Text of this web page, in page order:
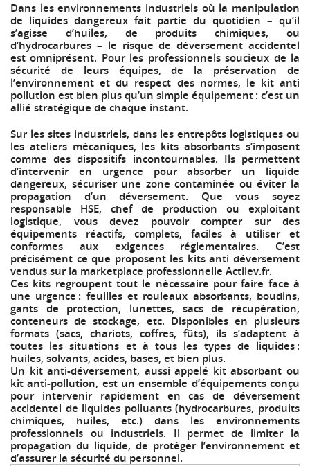
Dans les environnements industriels où la manipulation
de liquides dangereux fait partie du quotidien – qu’il
s’agisse d’huiles, de produits chimiques, ou
d’hydrocarbures – le risque de déversement accidentel
est omniprésent. Pour les professionnels soucieux de la
sécurité de leurs équipes, de la préservation de
l’environnement et du respect des normes, le kit anti
pollution est bien plus qu’un simple équipement : c’est un
allié stratégique de chaque instant.
Sur les sites industriels, dans les entrepôts logistiques ou
les ateliers mécaniques, les kits absorbants s’imposent
comme des dispositifs incontournables. Ils permettent
d’intervenir en urgence pour absorber un liquide
dangereux, sécuriser une zone contaminée ou éviter la
propagation d’un déversement. Que vous soyez
responsable HSE, chef de production ou exploitant
logistique, vous devez pouvoir compter sur des
équipements réactifs, complets, faciles à utiliser et
conformes aux exigences réglementaires. C’est
précisément ce que proposent les kits anti déversement
vendus sur la marketplace professionnelle Actilev.fr.
Ces kits regroupent tout le nécessaire pour faire face à
une urgence : feuilles et rouleaux absorbants, boudins,
gants de protection, lunettes, sacs de récupération,
conteneurs de stockage, etc. Disponibles en plusieurs
formats (sacs, chariots, coffres, fûts), ils s’adaptent à
toutes les situations et à tous les types de liquides :
huiles, solvants, acides, bases, et bien plus.
Un kit anti-déversement, aussi appelé kit absorbant ou
kit anti-pollution, est un ensemble d’équipements conçu
pour intervenir rapidement en cas de déversement
accidentel de liquides polluants (hydrocarbures, produits
chimiques, huiles, etc.) dans les environnements
professionnels ou industriels. Il permet de limiter la
propagation du liquide, de protéger l’environnement et
d’assurer la sécurité du personnel.